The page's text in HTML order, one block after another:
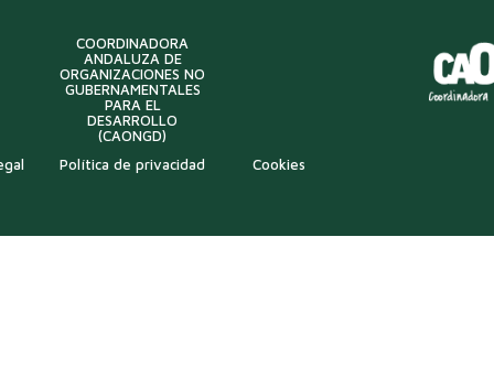
COORDINADORA
ANDALUZA DE
ORGANIZACIONES NO
GUBERNAMENTALES
PARA EL
DESARROLLO
(CAONGD)
Política de privacidad Cookies